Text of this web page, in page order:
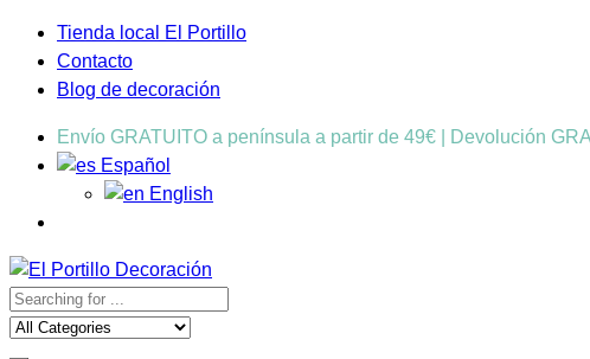
Tienda local El Portillo
Contacto
Blog de decoración
Envío GRATUITO a península a partir de 49€ | Devolución
Español
English